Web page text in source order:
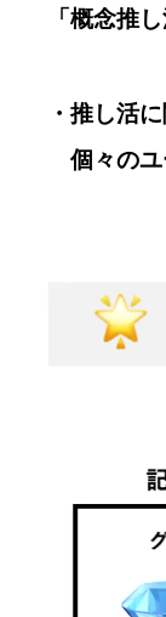
「概念推し
・推し活
個々のユ